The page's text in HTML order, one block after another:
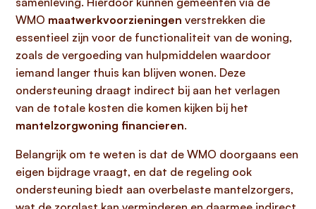
WMO maatwerkvoorzieningen verstrekken die
essentieel zijn voor de functionaliteit van de woning,
zoals de vergoeding van hulpmiddelen waardoor
iemand langer thuis kan blijven wonen. Deze
ondersteuning draagt indirect bij aan het verlagen
van de totale kosten die komen kijken bij het
mantelzorgwoning financieren.
Belangrijk om te weten is dat de WMO doorgaans een
eigen bijdrage vraagt, en dat de regeling ook
ondersteuning biedt aan overbelaste mantelzorgers,